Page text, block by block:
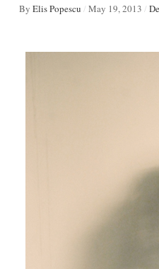
By Elis Popescu / May 19, 2013 /